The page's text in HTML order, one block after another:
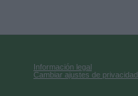
Información legal
Cambiar ajustes de privacidad